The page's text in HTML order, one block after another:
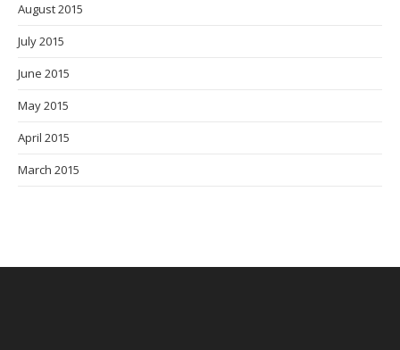
August 2015
July 2015
June 2015
May 2015
April 2015
March 2015